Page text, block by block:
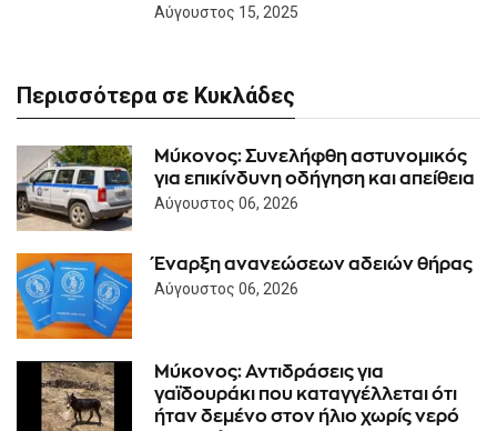
Αύγουστος 15, 2025
Περισσότερα σε Κυκλάδες
Μύκονος: Συνελήφθη αστυνομικός
για επικίνδυνη οδήγηση και απείθεια
Αύγουστος 06, 2026
Έναρξη ανανεώσεων αδειών θήρας
Αύγουστος 06, 2026
Μύκονος: Αντιδράσεις για
γαϊδουράκι που καταγγέλλεται ότι
ήταν δεμένο στον ήλιο χωρίς νερό